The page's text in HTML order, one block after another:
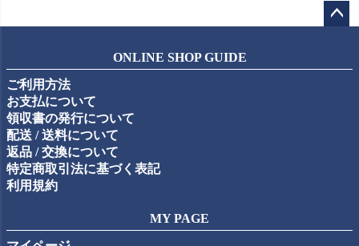
ップ
ONLINE SHOP GUIDE
ご利用方法
お支払について
領収書の発行について
配送 / 送料について
返品 / 交換について
特定商取引法に基づく表記
利用規約
MY PAGE